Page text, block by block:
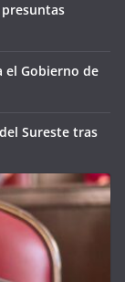
el Gobierno de
Sureste tras